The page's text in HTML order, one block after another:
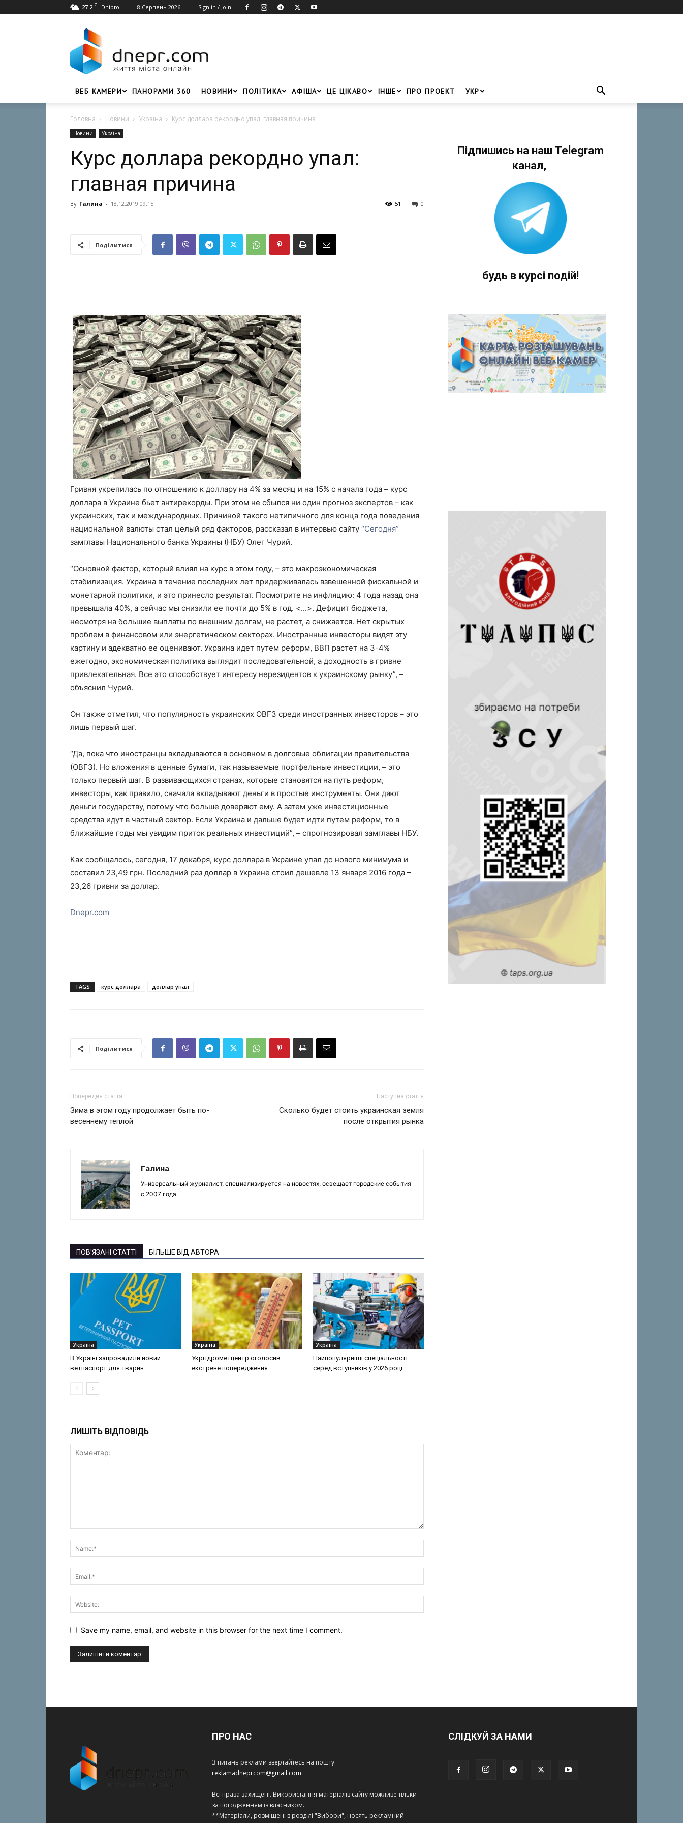
27.2 C Dnipro 8 Серпень 2026 Sign in / Join
Головний
портал
Дніпра
ВЕБ КАМЕРИ ПАНОРАМИ 360 НОВИНИ ПОЛІТИКА АФІША ЦЕ ЦІКАВО ІНШЕ ПРО ПРОЕКТ УКР
Головна Новини Україна Курс доллара рекордно упал: главная причина
Новини Україна
Курс доллара рекордно упал:
главная причина
By Галина - 18.12.2019 09:15 0
51
Поділитися
Гривня укрепилась по отношению к доллару на 4% за месяц и на 15% с начала года – курс
доллара в Украине бьет антирекорды. При этом не сбылся ни один прогноз экспертов – как
украинских, так и международных. Причиной такого нетипичного для конца года поведения
национальной валюты стал целый ряд факторов, рассказал в интервью сайту “Сегодня”
замглавы Национального банка Украины (НБУ) Олег Чурий.
“Основной фактор, который влиял на курс в этом году, – это макроэкономическая
стабилизация. Украина в течение последних лет придерживалась взвешенной фискальной и
монетарной политики, и это принесло результат. Посмотрите на инфляцию: 4 года назад она
превышала 40%, а сейчас мы снизили ее почти до 5% в год. <...>. Дефицит бюджета,
несмотря на большие выплаты по внешним долгам, не растет, а снижается. Нет скрытых
проблем в финансовом или энергетическом секторах. Иностранные инвесторы видят эту
картину и адекватно ее оценивают. Украина идет путем реформ, ВВП растет на 3-4%
ежегодно, экономическая политика выглядит последовательной, а доходность в гривне
привлекательная. Все это способствует интересу нерезидентов к украинскому рынку”, –
объяснил Чурий.
Он также отметил, что популярность украинских ОВГЗ среди иностранных инвесторов – это
лишь первый шаг.
“Да, пока что иностранцы вкладываются в основном в долговые облигации правительства
(ОВГЗ). Но вложения в ценные бумаги, так называемые портфельные инвестиции, – это
только первый шаг. В развивающихся странах, которые становятся на путь реформ,
инвесторы, как правило, сначала вкладывают деньги в простые инструменты. Они дают
деньги государству, потому что больше доверяют ему. А затем уже инвестиционные
средства идут в частный сектор. Если Украина и дальше будет идти путем реформ, то в
ближайшие годы мы увидим приток реальных инвестиций”, – спрогнозировал замглавы НБУ.
Как сообщалось, сегодня, 17 декабря, курс доллара в Украине упал до нового минимума и
составил 23,49 грн. Последний раз доллар в Украине стоил дешевле 13 января 2016 года –
23,26 гривни за доллар.
Dnepr.com
TAGS курс доллара доллар упал
Поділитися
Попередня стаття
Зима в этом году продолжает быть по-
весеннему теплой
Наступна стаття
Сколько будет стоить украинская земля
после открытия рынка
Галина
Универсальный журналист, специализируется на новостях, освещает городские события
с 2007 года.
ПОВ'ЯЗАНІ СТАТТІ БІЛЬШЕ ВІД АВТОРА
Україна
В Україні запровадили новий
ветпаспорт для тварин
Україна
Укргідрометцентр оголосив
екстрене попередження
Україна
Найпопулярніші спеціальності
серед вступників у 2026 році
ЛИШІТЬ ВІДПОВІДЬ
Save my name, email, and website in this browser for the next time I comment.
Підпишись на наш Telegram
канал,
будь в курсі подій!
ПРО НАС
З питань реклами звертайтесь на пошту:
reklamadneprcom@gmail.com
Всі права захищені. Використання матеріалів сайту можливе тільки
за погодженням із власником.
**Матеріали, розміщені в розділі "Вибори", носять рекламний
СЛІДКУЙ ЗА НАМИ